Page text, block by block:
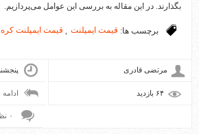
بگذارند. در این مقاله به بررسی این عوامل می‌پردازیم.
برچسب ها: قیمت ایمپلنت قیمت ایمپلنت
مرتضی قادری پنجشنبه ۰۱ آذر
۰ نظر